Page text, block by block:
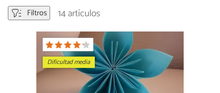
Filtros
14 artículos
Dificultad media